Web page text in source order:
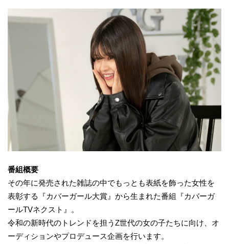
番組概要
その年に発売された雑誌の中でもっとも表紙を飾った女性を
表彰する『カバーガール大賞』から生まれた番組『カバーガ
ールTVネクスト』。
令和の新時代のトレンドを担うZ世代の女の子たちに向け、オ
ーディションやプロデュース企画を行います。